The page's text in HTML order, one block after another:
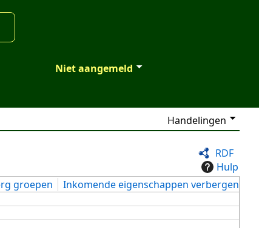
Niet aangemeld
Handelingen
RDF
Hulp
groepen
Inkomende eigenschappen verbergen